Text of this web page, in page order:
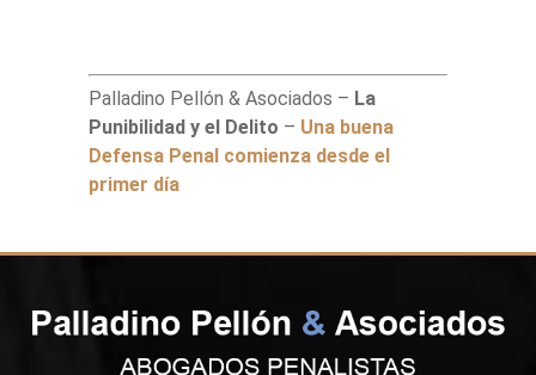
Palladino Pellón & Asociados – La
Punibilidad y el Delito – Una buena
Defensa Penal comienza desde el
primer día